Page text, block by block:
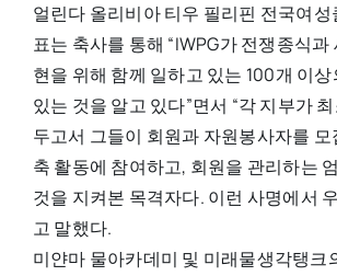
얼린다 올리비아 티우 필리핀 전국여성
표는 축사를 통해 “IWPG가 전쟁종식과
현을 위해 함께 일하고 있는 100개 이
있는 것을 알고 있다”면서 “각 지부가
두고서 그들이 회원과 자원봉사자를
축 활동에 참여하고, 회원을 관리하는
것을 지켜본 목격자다. 이런 사명에서
고 말했다.
미얀마 물아카데미 및 미래물생각탱크